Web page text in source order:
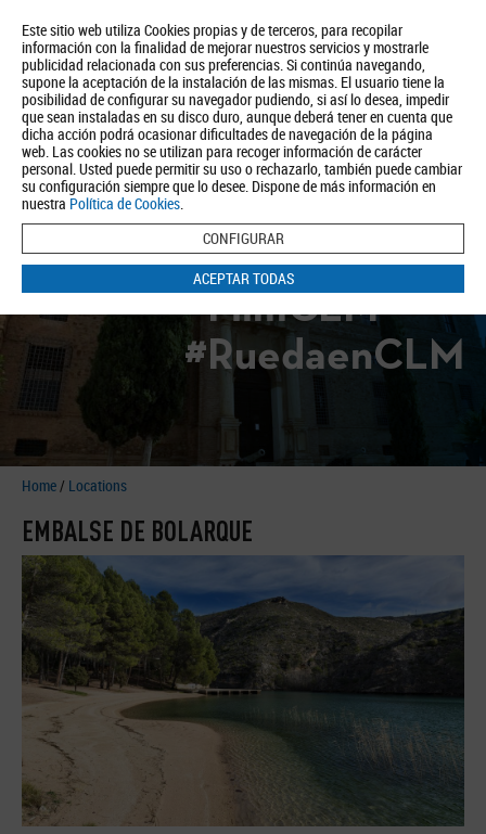
Este sitio web utiliza Cookies propias y de terceros, para recopilar
información con la finalidad de mejorar nuestros servicios y mostrarle
publicidad relacionada con sus preferencias. Si continúa navegando,
supone la aceptación de la instalación de las mismas. El usuario tiene la
posibilidad de configurar su navegador pudiendo, si así lo desea, impedir
que sean instaladas en su disco duro, aunque deberá tener en cuenta que
dicha acción podrá ocasionar dificultades de navegación de la página
web. Las cookies no se utilizan para recoger información de carácter
personal. Usted puede permitir su uso o rechazarlo, también puede cambiar
su configuración siempre que lo desee. Dispone de más información en
nuestra Política de Cookies.
CONFIGURAR
ACEPTAR TODAS
About us Tourism Política de Privacidad Aviso Legal Política de Cookies
BUSCAR
#FilmCLM
#RuedaenCLM
Home/ Locations
EMBALSE DE BOLARQUE